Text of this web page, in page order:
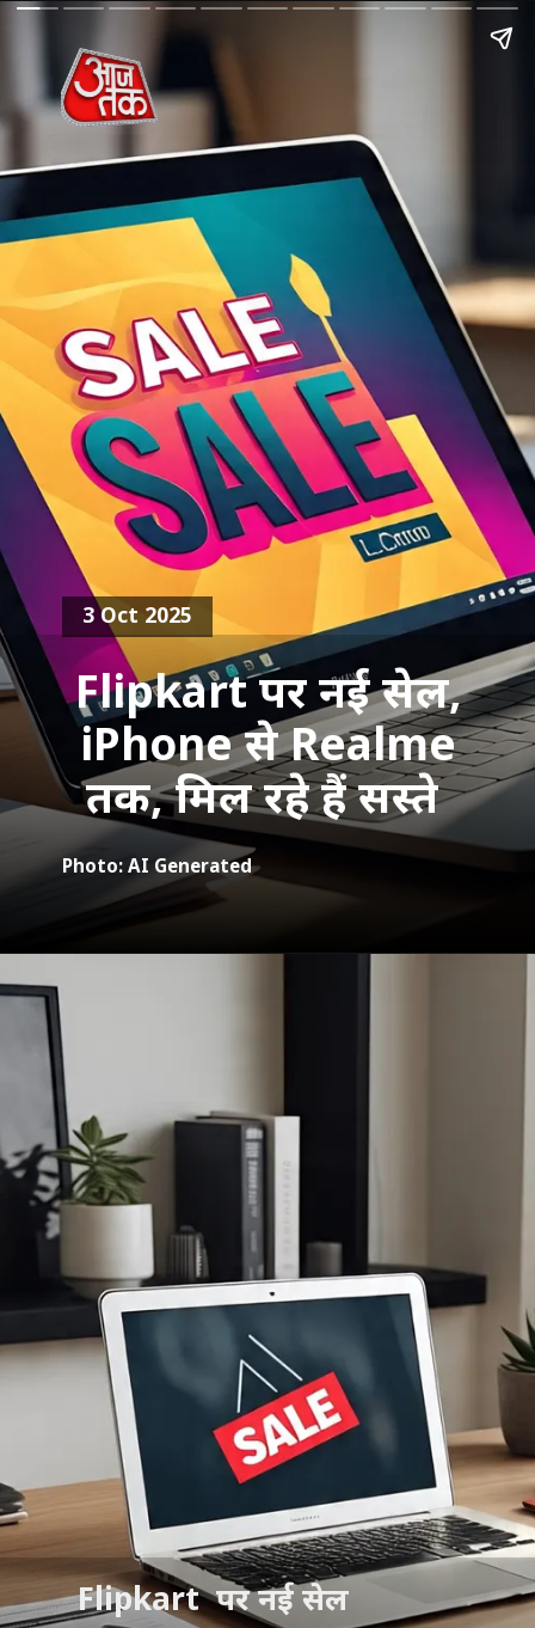
Flipkart पर नई सेल,
iPhone से Realme
तक, मिल रहे हैं सस्ते
3 Oct 2025
Photo: AI Generated
Flipkart पर नई सेल